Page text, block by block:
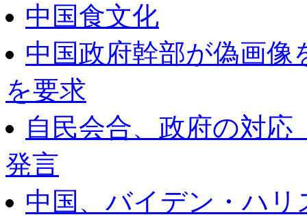
中国食文化
中国政府幹部が偽画
を要求
自民会合、政府の対
発言
中国、バイデン・ハ